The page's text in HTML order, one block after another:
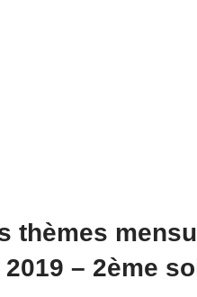
thèmes
– 2ème